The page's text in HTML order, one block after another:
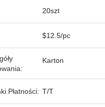
20szt
$12.5/pc
Karton
Płatności: T/T